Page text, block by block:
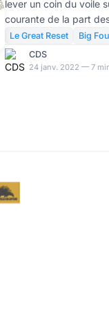
lever un coin du voile
courante de la part
successifs: avoir
pour accompagner
d'une pratique
Le Great Reset
Big
CDS
24 janv. 2022 — 7